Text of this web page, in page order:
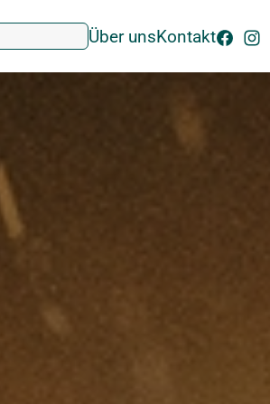
Über unsKontakt